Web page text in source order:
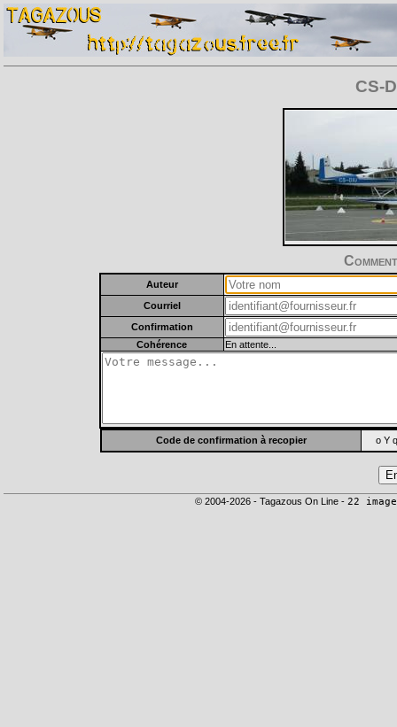
CS-
Auteur
Courriel
Confirmation
Cohérence
En attente...
Code de confirmation à recopier o Y
© 2004-2026 - Tagazous On Line - 22